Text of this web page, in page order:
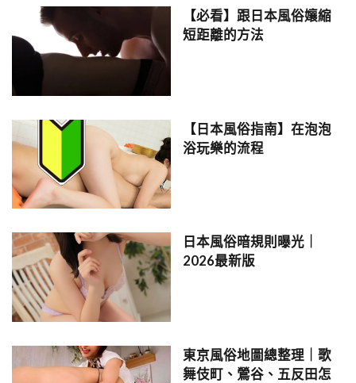
【必看】跟日本風俗孃縮
短距離的方法
【日本風俗指南】在泡泡
浴玩樂的流程
日本風俗暗規則曝光｜
2026最新版
東京風俗地圖總整理｜歌
舞伎町、鶯谷、五反田怎